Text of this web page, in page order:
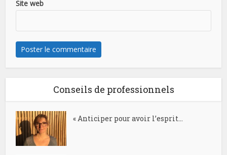
Site web
Conseils de professionnels
« Anticiper pour avoir l’esprit...